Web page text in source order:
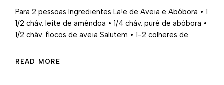
Para 2 pessoas Ingredientes La!e de Aveia e Abóbora • 1
1/2 cháv. leite de amêndoa • 1/4 cháv. puré de abóbora •
1/2 cháv. flocos de aveia Salutem • 1-2 colheres de
READ MORE